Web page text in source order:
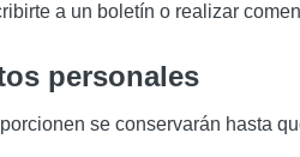
a un boletín o realizar
personales
se conservarán hasta